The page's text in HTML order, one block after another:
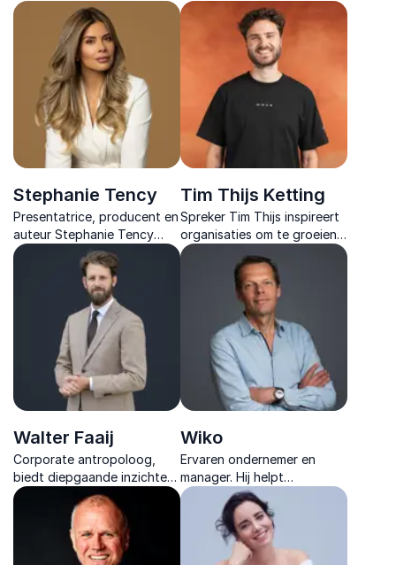
met focus op
klimaateducatie en sociale
innovatie die organisaties
en publiek activeert tot
echte gedragsverandering.
cultuur tastbaar maakt voor
organisaties
Stephanie Tency
Presentatrice, producent en
auteur Stephanie Tency
deelt een indringend verhaal
over zelfbeeld, mentale
gezondheid en de kracht
van kwetsbaarheid.
Tim Thijs Ketting
Spreker Tim Thijs inspireert
organisaties om te groeien
van losse individuen naar
hechte communities waarin
mensen echt floreren.
Walter Faaij
Corporate antropoloog,
biedt diepgaande inzichten
in duurzaamheid en
organisatiecultuur, met een
focus op transformatie.
Wiko
Ervaren ondernemer en
manager. Hij helpt
organisaties om complexe
processen radicaal te
versimpelen, met inzichten
die werken.